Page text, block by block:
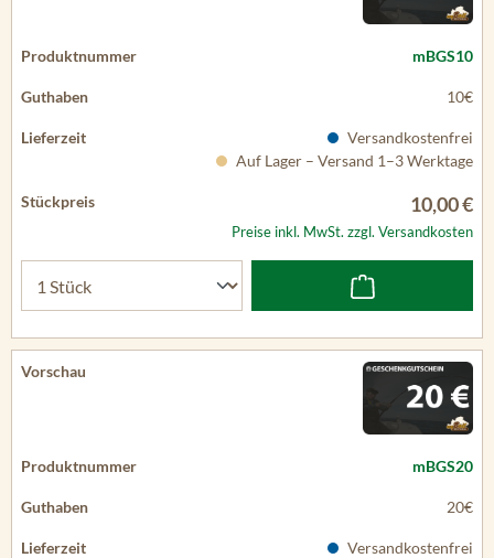
mBGS10
10€
Versandkostenfrei
Auf Lager – Versand 1–3 Werktage
10,00 €
Preise inkl. MwSt. zzgl. Versandkosten
mBGS20
20€
Versandkostenfrei